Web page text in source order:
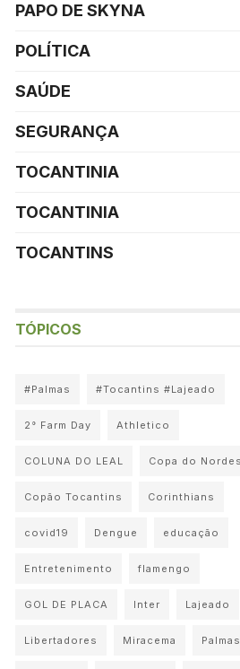
PAPO DE SKYNA
POLÍTICA
SAÚDE
SEGURANÇA
TOCANTINIA
TOCANTINIA
TOCANTINS
TÓPICOS
#Palmas #Tocantins #Lajeado
2° Farm Day Athletico
COLUNA DO LEAL Copa do
Copão Tocantins Corinthians
covid19 Dengue educação
Entretenimento flamengo
GOL DE PLACA Inter Lajeado
Libertadores Miracema Palmas